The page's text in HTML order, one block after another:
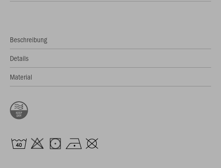
Beschreibung
Details
Material